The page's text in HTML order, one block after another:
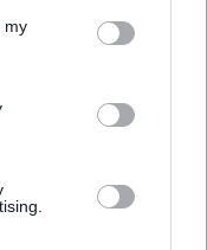
my
πελάτη. Κρεμώδης
χρήση σε κάθε τύπο
και η γαρδένια,
και white